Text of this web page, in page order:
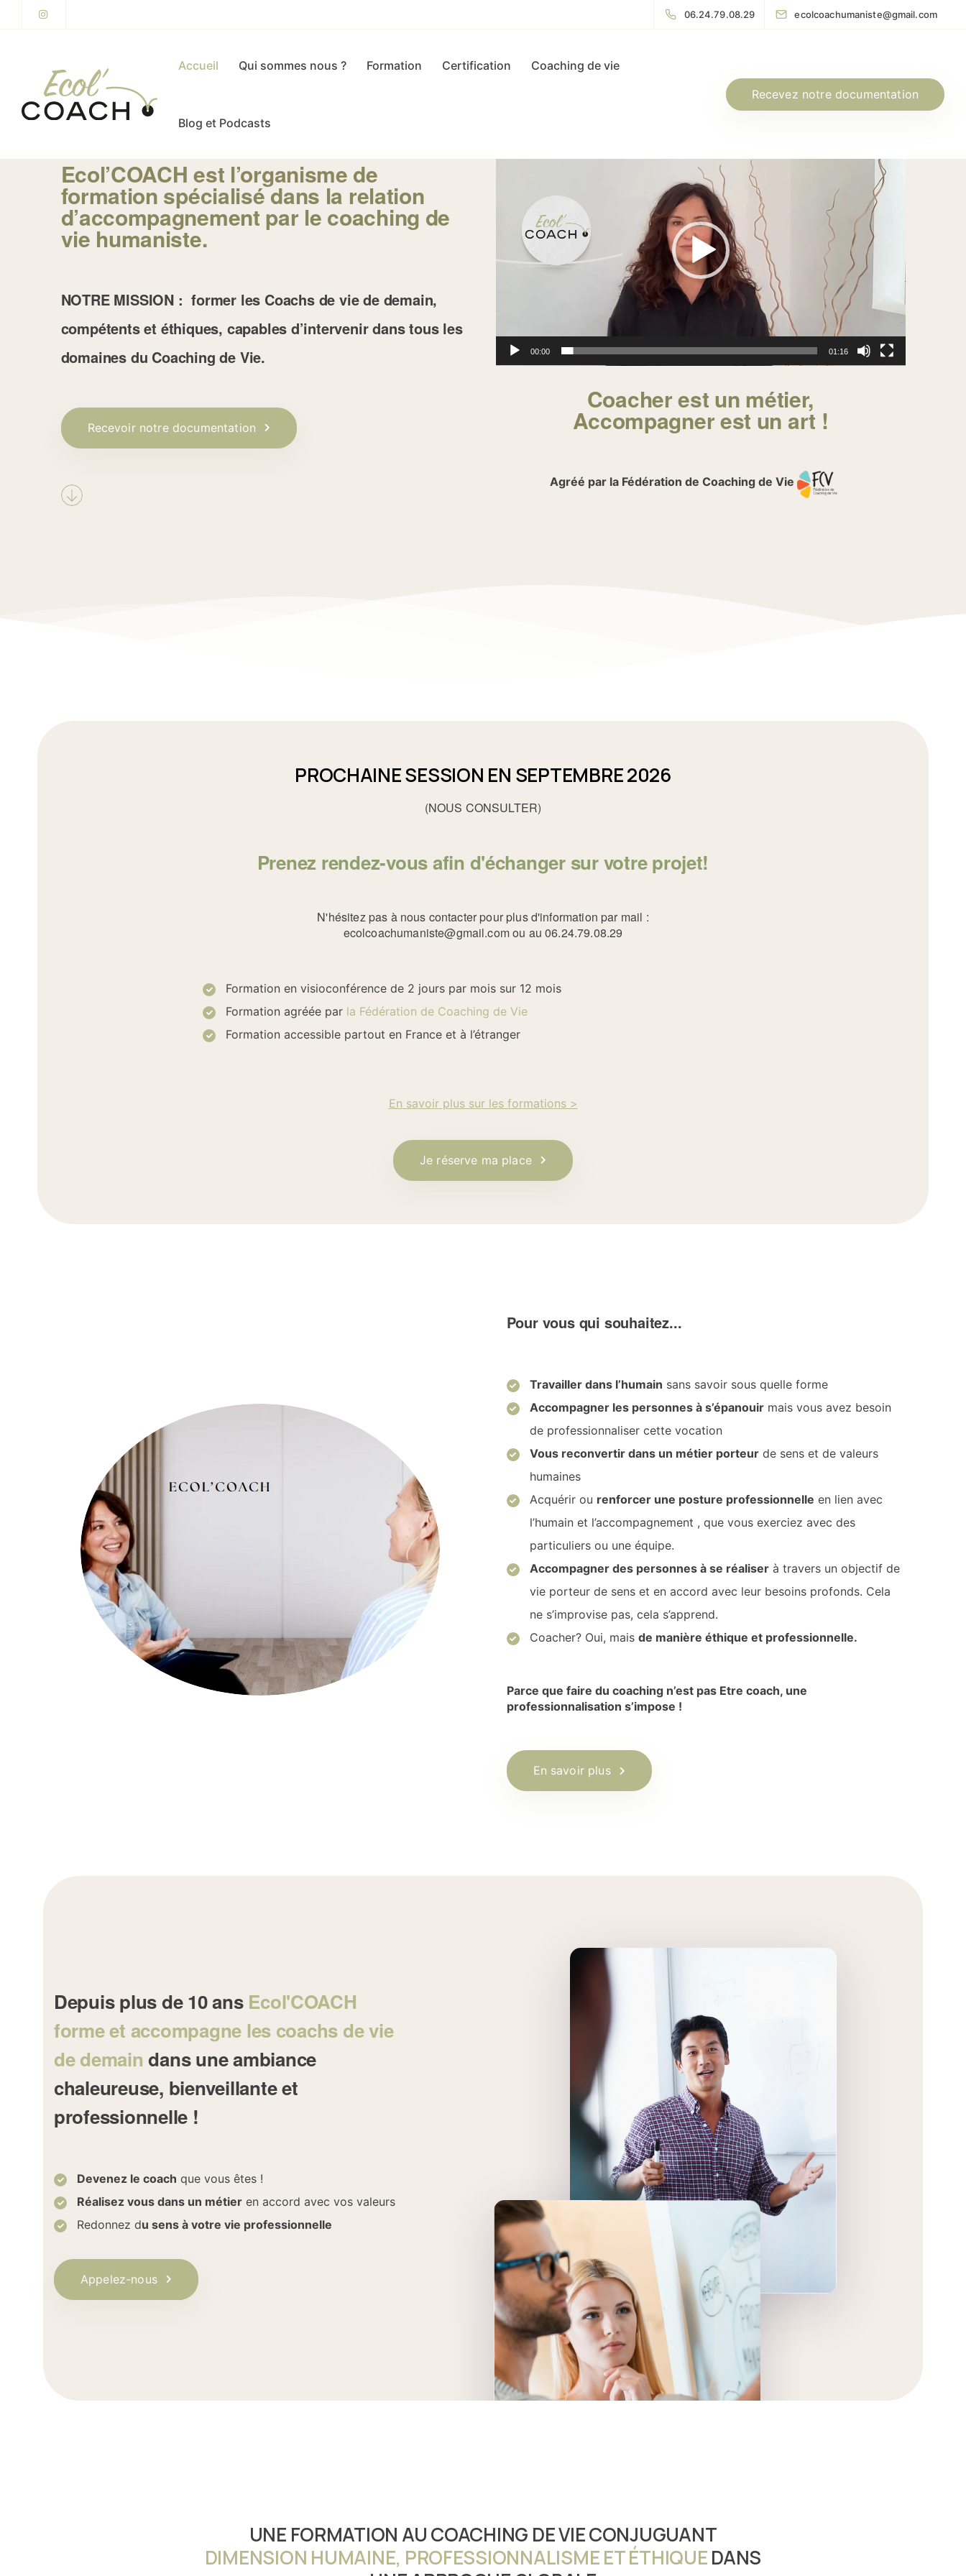
06.24.79.08.29 ecolcoachumaniste@gmail.com
Accueil Qui sommes nous ? Formation Certification Coaching de vie
Blog et Podcasts
Recevez notre documentation
Ecol’COACH est l’organisme de
formation spécialisé dans la relation
d’accompagnement par le coaching de
vie humaniste.
NOTRE MISSION :former les Coachs de vie de demain,
compétents et éthiques, capables d’intervenir dans tous les
domaines du Coaching de Vie.
Recevoir notre documentation
vidéo
00:00 01:16
Coacher est un métier,
Accompagner est un art !
Agréé par la Fédération de Coaching de Vie
PROCHAINE SESSION EN SEPTEMBRE 2026
(NOUS CONSULTER)
Prenez rendez-vous afin d'échanger sur votre projet!
N'hésitez pas à nous contacter pour plus d'information par mail :
ecolcoachumaniste@gmail.com ou au 06.24.79.08.29
Formation en visioconférence de 2 jours par mois sur 12 mois
Formation agréée par la Fédération de Coaching de Vie
Formation accessible partout en France et à l’étranger
En savoir plus sur les formations >
Je réserve ma place
Pour vous qui souhaitez...
Travailler dans l’humain sans savoir sous quelle forme
Accompagner les personnes à s’épanouirmais vous avez besoin
de professionnaliser cette vocation
Vous reconvertir dans un métier porteurde sens et de valeurs
humaines
Acquérir ou renforcer une posture professionnelle en lien avec
l’humain et l’accompagnement , que vous exerciez avec des
particuliers ou une équipe.
Accompagner des personnes à se réaliserà travers un objectif de
vie porteur de sens et en accord avec leur besoins profonds. Cela
ne s’improvise pas, cela s’apprend.
Coacher? Oui, mais de manière éthique et professionnelle.
Parce que faire du coaching n’est pas Etre coach, une
professionnalisation s’impose !
En savoir plus
Depuis plus de 10 ans Ecol'COACH
forme et accompagne les coachs de vie
de demain dans une ambiance
chaleureuse, bienveillante et
professionnelle !
Devenez le coach que vous êtes !
Réalisez vous dans un métier en accord avec vos valeurs
Redonnez du sens à votre vie professionnelle
Appelez-nous
UNE FORMATION AU COACHING DE VIE CONJUGUANT
DIMENSION HUMAINE, PROFESSIONNALISME ET ÉTHIQUEDANS